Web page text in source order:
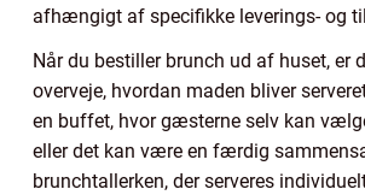
afhængigt af specifikke leverings- og
Når du bestiller brunch ud af huset, er
overveje, hvordan maden bliver
en buffet, hvor gæsterne selv kan
eller det kan være en færdig
brunchtallerken, der serveres